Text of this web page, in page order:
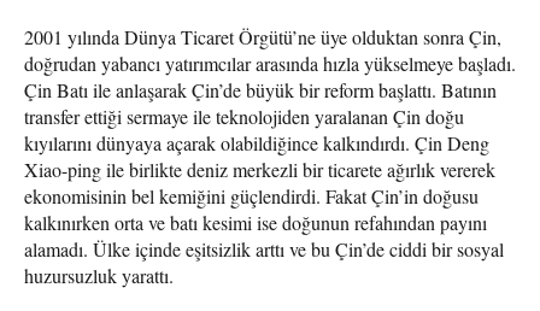
2001 yılında Dünya Ticaret Örgütü’ne üye olduktan sonra Çin,
doğrudan yabancı yatırımcılar arasında hızla yükselmeye başladı.
Çin Batı ile anlaşarak Çin’de büyük bir reform başlattı. Batının
transfer ettiği sermaye ile teknolojiden yaralanan Çin doğu
kıyılarını dünyaya açarak olabildiğince kalkındırdı. Çin Deng
Xiao-ping ile birlikte deniz merkezli bir ticarete ağırlık vererek
ekonomisinin bel kemiğini güçlendirdi. Fakat Çin’in doğusu
kalkınırken orta ve batı kesimi ise doğunun refahından payını
alamadı. Ülke içinde eşitsizlik arttı ve bu Çin’de ciddi bir sosyal
huzursuzluk yarattı.